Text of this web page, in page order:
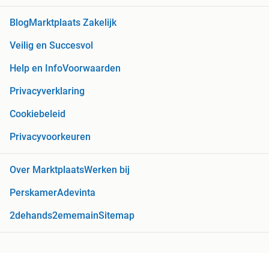
BlogMarktplaats Zakelijk
Veilig en Succesvol
Help en InfoVoorwaarden
Privacyverklaring
Cookiebeleid
Privacyvoorkeuren
Over MarktplaatsWerken bij
PerskamerAdevinta
2dehands2ememainSitemap